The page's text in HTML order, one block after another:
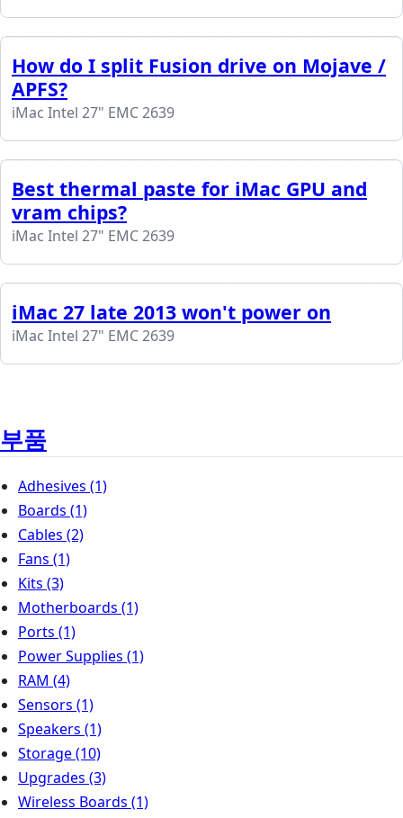
How do I split Fusion drive on Mojave /
APFS?
iMac Intel 27" EMC 2639
Best thermal paste for iMac GPU and
vram chips?
iMac Intel 27" EMC 2639
iMac 27 late 2013 won't power on
iMac Intel 27" EMC 2639
부품
Adhesives (1)
Boards (1)
Cables (2)
Fans (1)
Kits (3)
Motherboards (1)
Ports (1)
Power Supplies (1)
RAM (4)
Sensors (1)
Speakers (1)
Storage(10)
Upgrades (3)
Wireless Boards (1)